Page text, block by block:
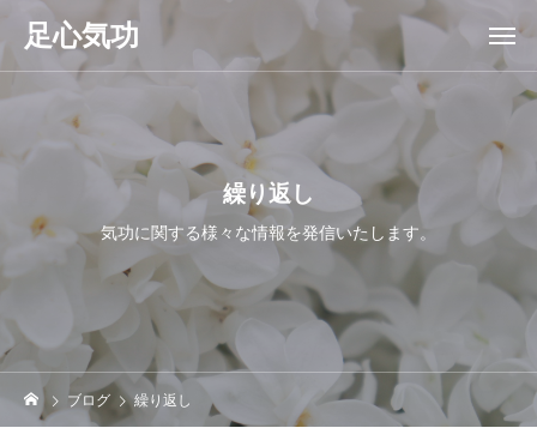
足心気功
繰り返し
気功に関する様々な情報を発信いたします。
ブログ 繰り返し